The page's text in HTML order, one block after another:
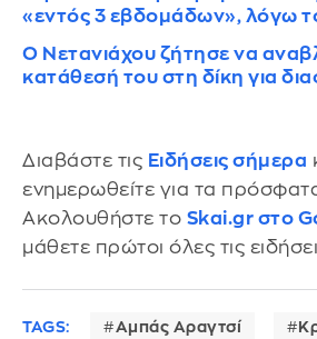
«εντός 3 εβδομάδων», λόγω
Ο Νετανιάχου ζήτησε να
κατάθεσή του στη δίκη για
Διαβάστε τις Ειδήσεις σήμερα
ενημερωθείτε για τα
Ακολουθήστε το Skai.gr στο
μάθετε πρώτοι όλες τις
TAGS: Αμπάς Αραγτσί